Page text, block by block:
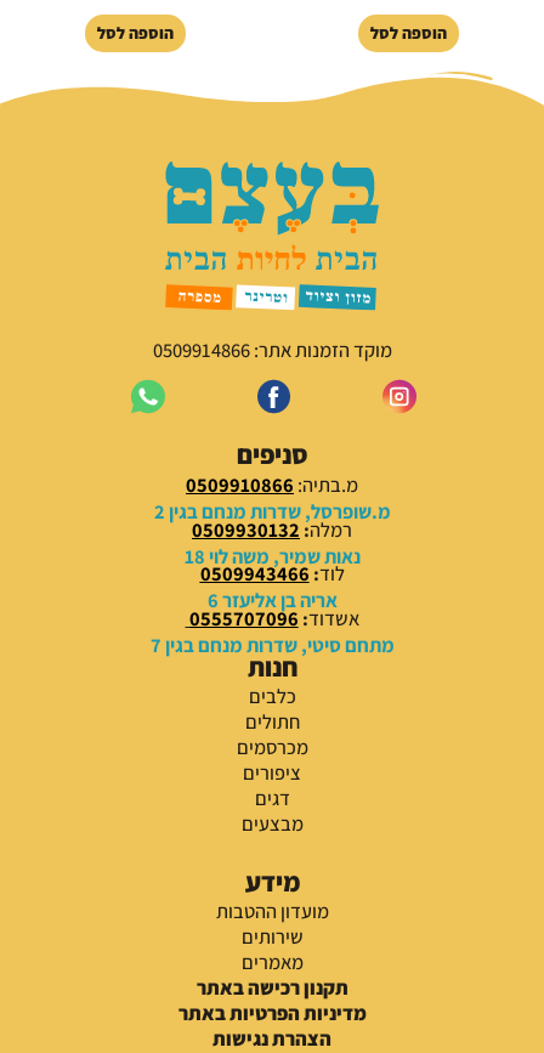
הוספה לסל הוספה לסל
מוקד הזמנות אתר: 0509914866
סניפים
מ.בתיה: 0509910866
מ.שופרסל, שדרות מנחם בגין 2
רמלה:
0509930132
נאות שמיר, משה לוי 18
לוד:
0509943466
אריה בן אליעזר 6
אשדוד:
0555707096
מתחם סיטי, שדרות מנחם בגין 7
חנות
כלבים
חתולים
מכרסמים
ציפורים
דגים
מבצעים
מידע
מועדון ההטבות
שירותים
מאמרים
תקנון רכישה באתר
מדיניות הפרטיות באתר
הצהרת נגישות